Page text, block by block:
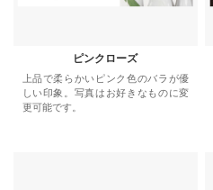
ピンクローズ
上品で柔らかいピンク色のバラが優
しい印象。写真はお好きなものに変
更可能です。